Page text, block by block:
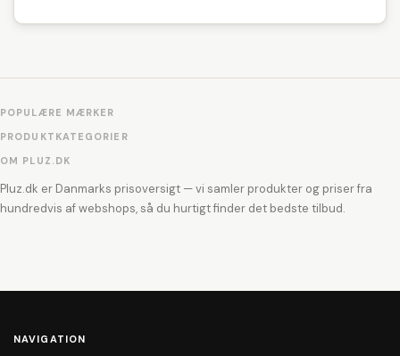
POPULÆRE MÆRKER
PRODUKTKATEGORIER
OM PLUZ.DK
Pluz.dk er Danmarks prisoversigt — vi samler produkter og priser fra
hundredvis af webshops, så du hurtigt finder det bedste tilbud.
NAVIGATION